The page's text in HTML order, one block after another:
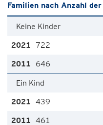
Familien nach Anzahl
Keine Kinder
722
646
Ein Kind
439
461